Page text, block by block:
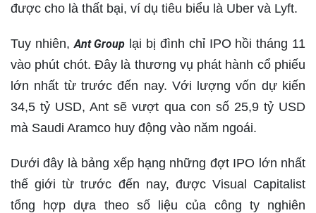
được cho là thất bại, ví dụ tiêu biểu là Uber và Lyft.
Tuy nhiên, Ant Group lại bị đình chỉ IPO hồi tháng 11
vào phút chót. Đây là thương vụ phát hành cổ phiếu
lớn nhất từ trước đến nay. Với lượng vốn dự kiến
34,5 tỷ USD, Ant sẽ vượt qua con số 25,9 tỷ USD
mà Saudi Aramco huy động vào năm ngoái.
Dưới đây là bảng xếp hạng những đợt IPO lớn nhất
thế giới từ trước đến nay, được Visual Capitalist
tổng hợp dựa theo số liệu của công ty nghiên